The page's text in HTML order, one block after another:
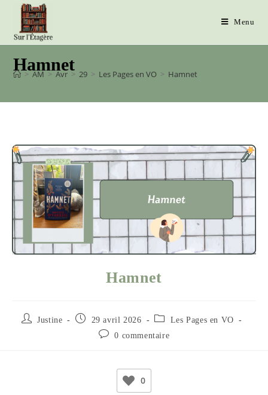
Menu
Hamnet
> AM > Avr > 29 > Les Pages en VO > Hamnet
Hamnet
Justine 29 avril 2026
Les Pages en VO
0 commentaire
0